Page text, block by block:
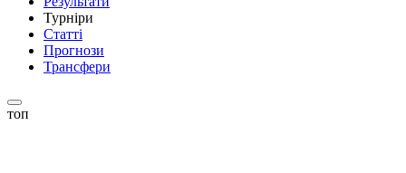
Турніри
Статті
Прогнози
Трансфери
топ